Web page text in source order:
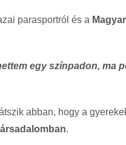
parasportról és a
egy színpadon, ma
abban, hogy a
.